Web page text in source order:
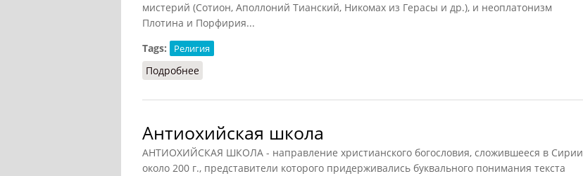
мистерий (Сотион, Аполлоний Тианский, Никомах из Герасы и др.), и неоплатонизм
Плотина и Порфирия...
Tags:
Религия
Подробнее
Антиохийская школа
АНТИОХИЙСКАЯ ШКОЛА - направление христианского богословия, сложившееся в Сирии
около 200 г., представители которого придерживались буквального понимания текста